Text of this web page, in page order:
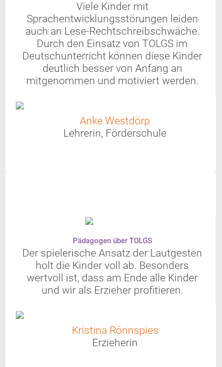
Viele Kinder mit
Sprachentwicklungsstörungen leiden
auch an Lese-Rechtschreibschwäche.
Durch den Einsatz von TOLGS im
Deutschunterricht können diese Kinder
deutlich besser von Anfang an
mitgenommen und motiviert werden.
Anke Westdörp
Lehrerin, Förderschule
Pädagogen über TOLGS
Der spielerische Ansatz der Lautgesten
holt die Kinder voll ab. Besonders
wertvoll ist, dass am Ende alle Kinder
und wir als Erzieher profitieren.
Kristina Rönnspies
Erzieherin